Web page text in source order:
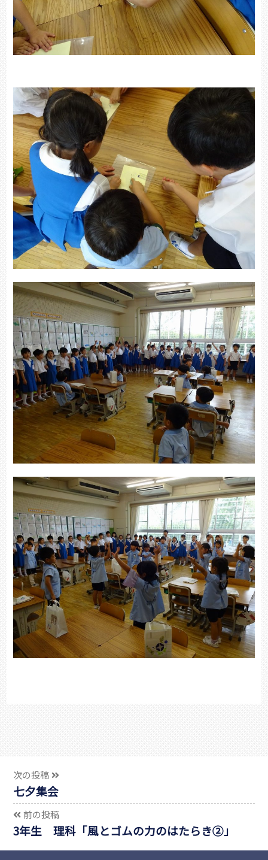
次の投稿
七夕集会
前の投稿
3年生 理科「風とゴムの力のはたらき②」